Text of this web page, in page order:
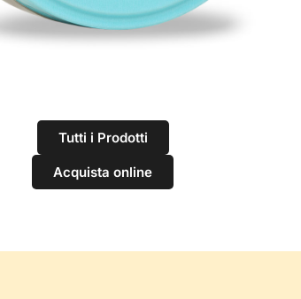
Tutti i Prodotti
Acquista online